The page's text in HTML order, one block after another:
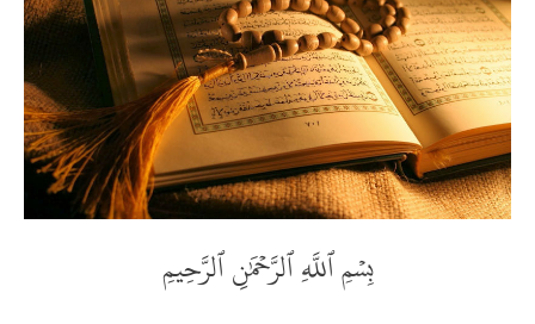
بِسۡمِ ٱللَّهِ ٱلرَّحۡمَٰنِ ٱلرَّحِيمِ